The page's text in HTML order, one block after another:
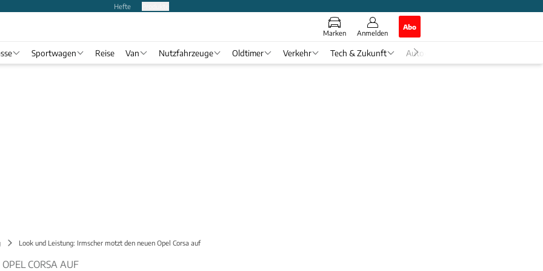
Hefte
Marken Anmelden
Abo
Sportwagen Reise Van Nutzfahrzeuge Oldtimer Verkehr Tech & Zukunft Auto-Horoskop
Look und Leistung: Irmscher motzt den neuen Opel Corsa auf
CORSA AUF